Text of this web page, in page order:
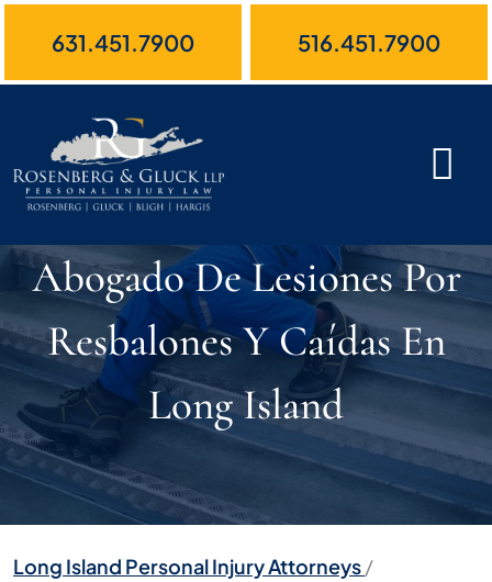
631.451.7900 516.451.7900
Abogado De Lesiones Por
Resbalones Y Caídas En
Long Island
Long Island Personal Injury Attorneys/